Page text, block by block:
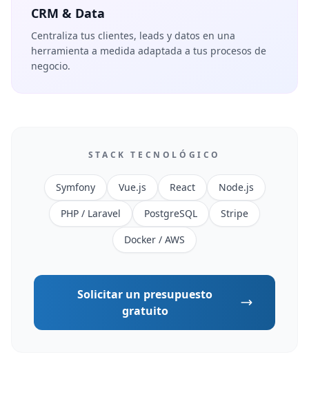
CRM & Data
Centraliza tus clientes, leads y datos en una
herramienta a medida adaptada a tus procesos de
negocio.
STACK TECNOLÓGICO
Symfony Vue.js React
Node.js
PHP / Laravel
PostgreSQL
Stripe
Docker / AWS
Solicitar un presupuesto
gratuito